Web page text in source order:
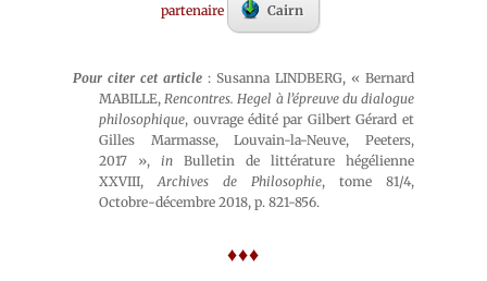
partenaire
Cairn
Pour citer cet article : Susanna LINDBERG, « Bernard
MABILLE,Rencontres. Hegel à l’épreuve du dialogue
philosophique, ouvrage édité par Gilbert Gérard et
Gilles Marmasse, Louvain-la-Neuve, Peeters,
2017 »,in Bulletin de littérature hégélienne
XXVIII,Archives de Philosophie, tome 81/4,
Octobre-décembre 2018, p. 821-856.
♦♦♦